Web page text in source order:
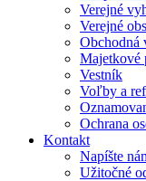
Verejné
Verejné
Obchodná
Majetkové
Vestník
Voľby a
Ochrana
Kontakt
Napíšte
Užitočné